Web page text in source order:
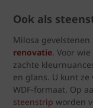
Ook als
Milosa gevelstenen
renovatie. Voor
zachte
en glans. U kunt
WDF-formaat. Op
steenstrip worden